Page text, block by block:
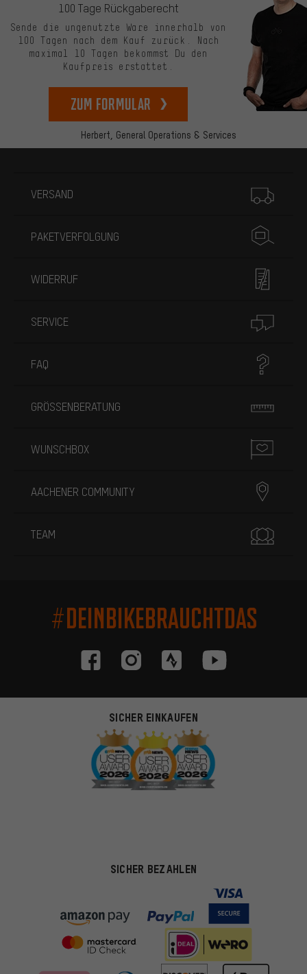
Herbert, General Operations & Services
100 Tage Rückgaberecht
Sende die ungenutzte Ware innerhalb von
100 Tagen nach dem Kauf zurück. Nach
maximal 10 Tagen bekommst Du den
Kaufpreis erstattet.
zum Formular
VERSAND
PAKETVERFOLGUNG
WIDERRUF
SERVICE
FAQ
GRÖSSENBERATUNG
WUNSCHBOX
AACHENER COMMUNITY
TEAM
#DEINBIKEBRAUCHTDAS
SICHER EINKAUFEN
SICHER BEZAHLEN